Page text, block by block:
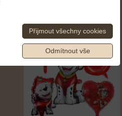
Přijmout všechny cookies
Odmítnout vše